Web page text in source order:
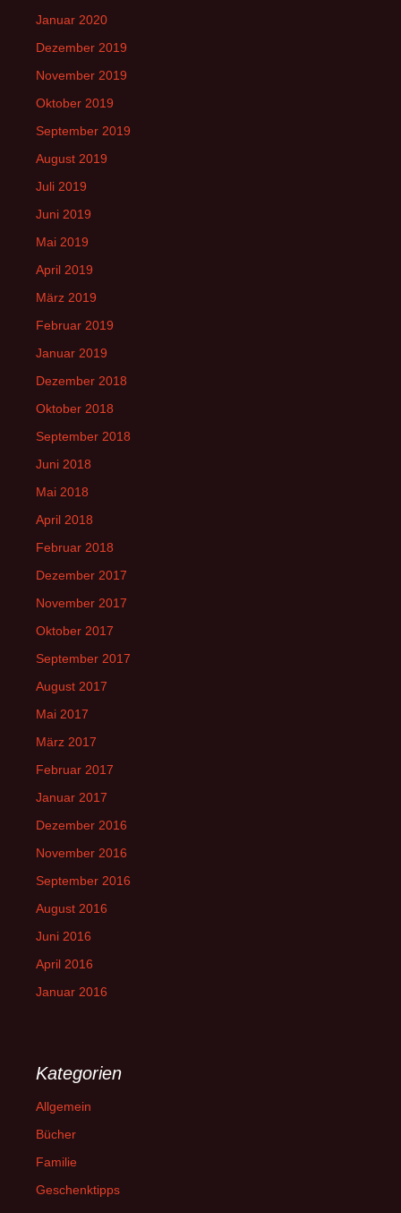
Januar 2020
Dezember 2019
November 2019
Oktober 2019
September 2019
August 2019
Juli 2019
Juni 2019
Mai 2019
April 2019
März 2019
Februar 2019
Januar 2019
Dezember 2018
Oktober 2018
September 2018
Juni 2018
Mai 2018
April 2018
Februar 2018
Dezember 2017
November 2017
Oktober 2017
September 2017
August 2017
Mai 2017
März 2017
Februar 2017
Januar 2017
Dezember 2016
November 2016
September 2016
August 2016
Juni 2016
April 2016
Januar 2016
Kategorien
Allgemein
Bücher
Familie
Geschenktipps